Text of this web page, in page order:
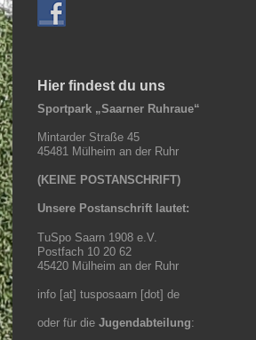
Hier findest du uns
Sportpark „Saarner Ruhraue“
Mintarder Straße 45
45481 Mülheim an der Ruhr
(KEINE POSTANSCHRIFT)
Unsere Postanschrift lautet:
TuSpo Saarn 1908 e.V.
Postfach 10 20 62
45420 Mülheim an der Ruhr
info [at] tusposaarn [dot] de
oder für die Jugendabteilung: